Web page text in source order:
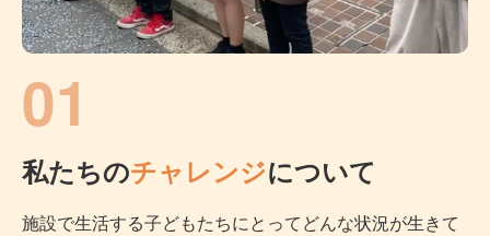
01
私たちのチャレンジについて
施設で生活する子どもたちにとってどんな状況が生きて